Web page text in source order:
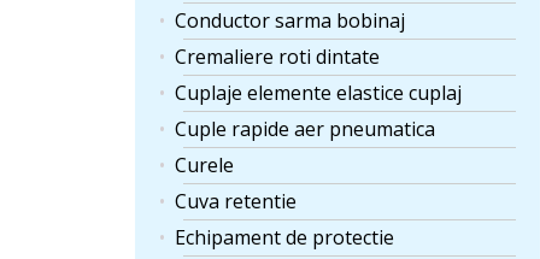
Conductor sarma bobinaj
Cremaliere roti dintate
Cuplaje elemente elastice cuplaj
Cuple rapide aer pneumatica
Curele
Cuva retentie
Echipament de protectie